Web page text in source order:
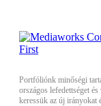
Portfóliónk minőségi
országos lefedettséget
keressük az új irányokat